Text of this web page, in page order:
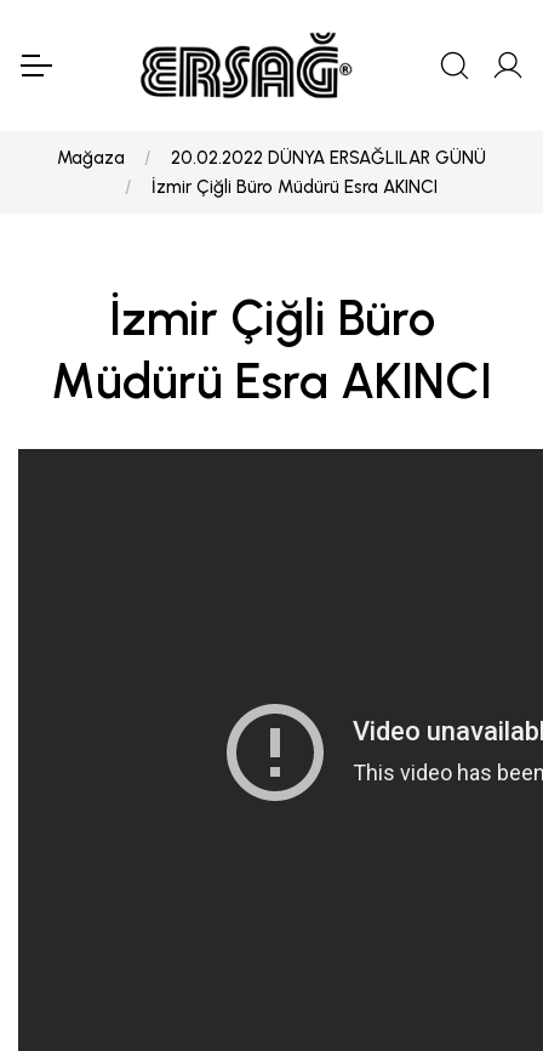
Mağaza
20.02.2022 DÜNYA ERSAĞLILAR GÜNÜ
İzmir Çiğli Büro Müdürü Esra AKINCI
İzmir Çiğli Büro
Müdürü Esra AKINCI